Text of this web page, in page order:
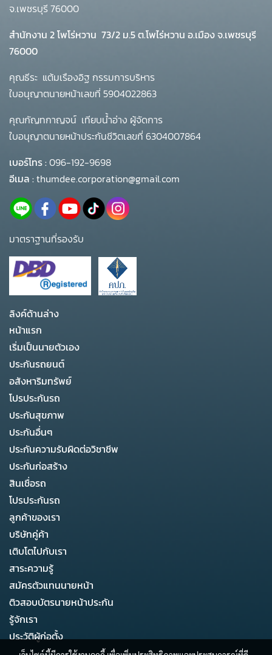
จ.เพชรบุรี 76000
สำนักงาน 2 โพโร่หวาน 73/2 ม.5 ต.โพไร่หวาน อ.เมือง จ.เพชรบุรี
76000
คุณธีระ แต้มเรืองอิฐ กรรมการบริหาร
ใบอนุญาตนายหน้าเลขที่ 5904022863
คุณกัญทกาญจน์ เทียบน้ำอ่าง ผู้จัดการ
ใบอนุญาตนายหน้าประกันชีวิตเลขที่ 6304007864
เบอร์โทร :096-192-9698
อีเมล :thumdee.corporation@gmail.com
มาตราฐานที่รองรับ
ลิงค์ด้านล่าง
หน้าแรก
เริ่มเป็นนายตัวเอง
ประกันรถยนต์
อสังหาริมทรัพย์
โปรประกันรถ
ประกันสุขภาพ
ประกันอื่นๆ
ประกันความรับผิดต่อวิชาชีพ
ประกันก่อสร้าง
สินเชื่อรถ
โปรประกันรถ
ลูกค้าของเรา
บริษัทคู่ค้า
เติบโตไปกับเรา
สาระความรู้
สมัครตัวแทนนายหน้า
ติวสอบบัตรนายหน้าประกัน
รู้จักเรา
ประวัติผู้ก่อตั้ง